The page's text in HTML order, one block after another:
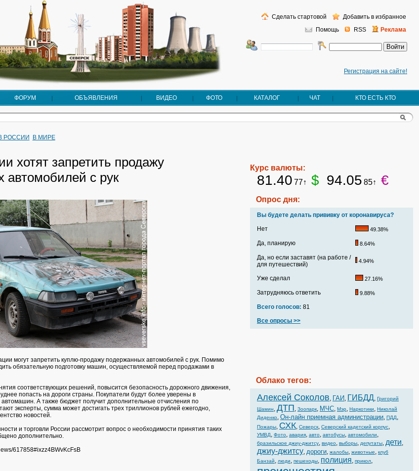
Регистрация на сайте!
Помощь RSS Реклама
Сделать стартовой Добавить в избранное
ФОРУМ ОБЪЯВЛЕНИЯ ВИДЕО ФОТО КАТАЛОГ ЧАТ КТО ЕСТЬ КТО
РОССИИ В МИРЕ
хотят запретить продажу
автомобилей с рук
могут запретить куплю-продажу подержанных автомобилей с рук. Помимо
обязательную подготовку машин, осуществляемой перед продажами в
соответствующих решений, повысится безопасность дорожного движения,
попасть на дороги страны. Покупатели будут более уверены в
А также бюджет получит дополнительные отчисления по
эксперты, сумма может достигать трех триллионов рублей ежегодно,
новостей.
и торговли России рассмотрит вопрос о необходимости принятия таких
дополнительно.
617858#ixzz4BWvKcFsB
Курс валюты:
81.40 77↑ $ 94.05 85↑ €
Опрос дня:
Вы будете делать прививку от коронавируса?
Нет
49.38%
Да, планирую 8.64%
Да, но если заставят (на работе /
для путешествий)
4.94%
Уже сделал 27.16%
Затрудняюсь ответить 9.88%
Всего голосов: 81
Все опросы >>
Облако тегов:
Алексей Соколов, ГАИ, ГИБДД, Григорий
Шамин, ДТП, Зоопарк, МЧС, Мэр, Наркотики, Николай
Диденко, Он-лайн приемная администрации, ПДД,
Пожары, СХК, Северск, Северский кадетский корпус,
УМВД, Фото, авария, авто, автобусы, автомобили,
бразильское джиу-джитсу, видео, выборы, депутаты, дети,
джиу-джитсу, дороги, жалобы, животные, клуб
Банзай, люди, пешеходы, полиция, прикол,